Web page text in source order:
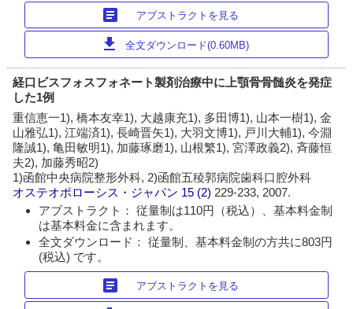
article アブストラクトを見る
download 全文ダウンロード(0.60MB)
経口ビスフォスフォネート製剤治療中に上顎骨骨髄炎を発症
した1例
重信恵一1), 橋本友幸1), 大越康充1), 多田博1), 山本一樹1), 金
山雅弘1), 江端済1), 長崎晋矢1), 大羽文博1), 戸川大輔1), 今淵
隆誠1), 亀田敏明1), 加藤琢磨1), 山根繁1), 宮澤政義2), 斉藤恒
夫2), 加藤秀昭2)
1)函館中央病院整形外科, 2)函館五稜郭病院歯科口腔外科
オステオポローシス・ジャパン 15 (2) 229-233, 2007.
アブストラクト： 従量制は110円（税込）、基本料金制
は基本料金に含まれます。
全文ダウンロード： 従量制、基本料金制の方共に803円
(税込) です。
article アブストラクトを見る